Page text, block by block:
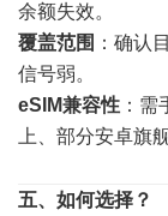
余额失效。
覆盖范围 ：确认
信号弱。
eSIM兼容性 ：
上、部分安卓旗
五、如何选择？